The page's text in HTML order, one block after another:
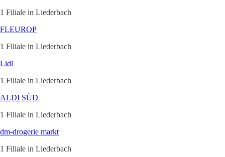
1 Filiale in Liederbach
FLEUROP
1 Filiale in Liederbach
Lidl
1 Filiale in Liederbach
ALDI SÜD
1 Filiale in Liederbach
dm-drogerie markt
1 Filiale in Liederbach